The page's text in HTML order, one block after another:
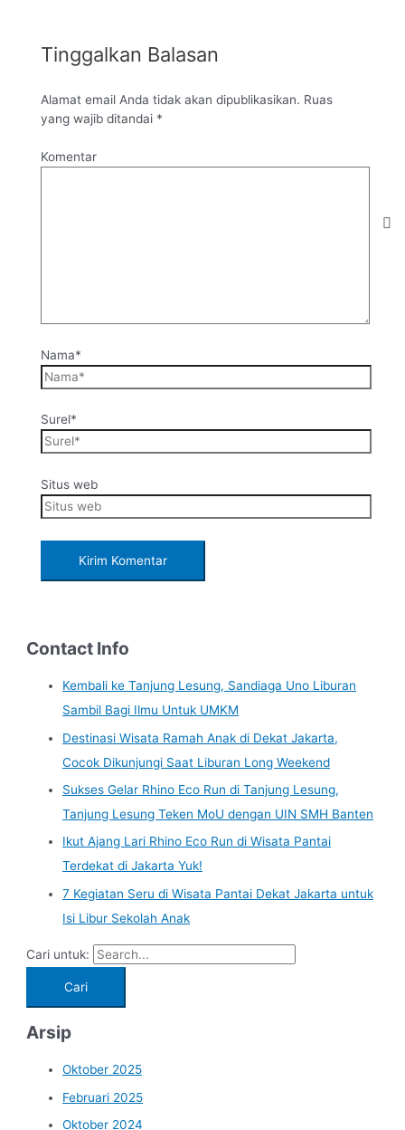
Tinggalkan Balasan
Alamat email Anda tidak akan dipublikasikan. Ruas
yang wajib ditandai *
Komentar
Nama*
Surel*
Situs web
Contact Info
Kembali ke Tanjung Lesung, Sandiaga Uno Liburan
Sambil Bagi Ilmu Untuk UMKM
Destinasi Wisata Ramah Anak di Dekat Jakarta,
Cocok Dikunjungi Saat Liburan Long Weekend
Sukses Gelar Rhino Eco Run di Tanjung Lesung,
Tanjung Lesung Teken MoU dengan UIN SMH Banten
Ikut Ajang Lari Rhino Eco Run di Wisata Pantai
Terdekat di Jakarta Yuk!
7 Kegiatan Seru di Wisata Pantai Dekat Jakarta untuk
Isi Libur Sekolah Anak
Cari untuk:
Arsip
Oktober 2025
Februari 2025
Oktober 2024